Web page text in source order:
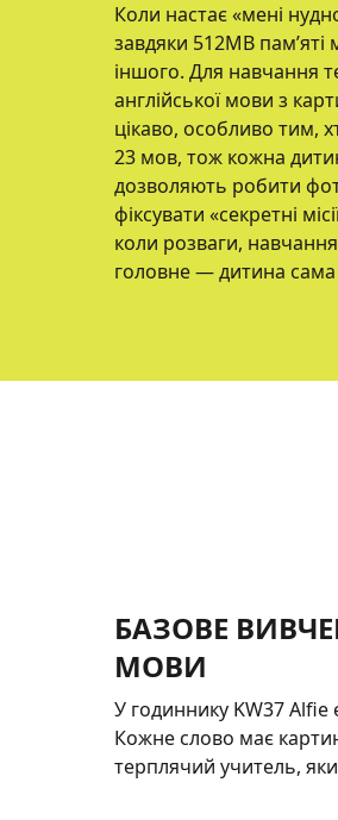
Коли настає «мені
завдяки 512MB
іншого. Для навчання
англійської мови з
цікаво, особливо тим,
23 мов, тож кожна
дозволяють робити
фіксувати «секретні
коли розваги,
головне — дитина сама
БАЗОВЕ
МОВИ
У годиннику KW37 Alfie
Кожне слово має
терплячий учитель,